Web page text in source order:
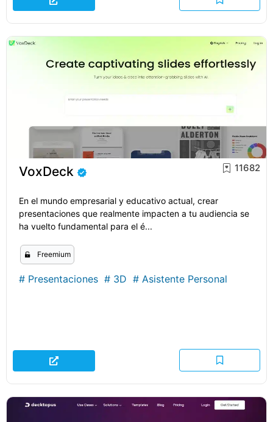
VoxDeck 11682
En el mundo empresarial y educativo actual, crear
presentaciones que realmente impacten a tu audiencia se
ha vuelto fundamental para el é...
Freemium
# Presentaciones # 3D # Asistente Personal